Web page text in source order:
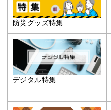
防災グッズ特集
デジタル特集